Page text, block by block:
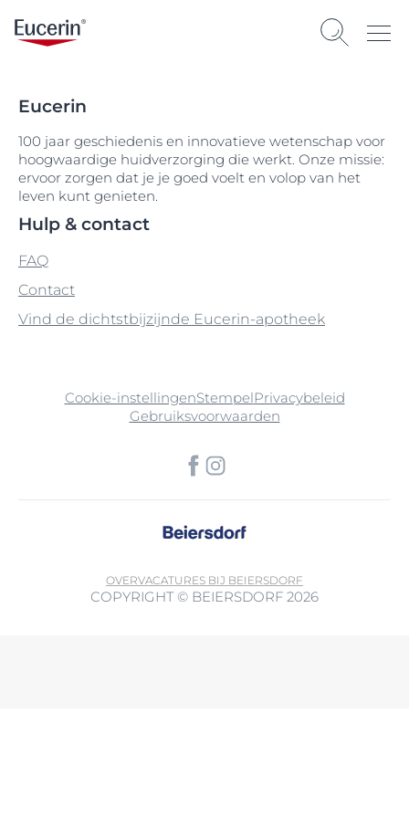
Eucerin
100 jaar geschiedenis en innovatieve wetenschap voor
hoogwaardige huidverzorging die werkt. Onze missie:
ervoor zorgen dat je je goed voelt en volop van het
leven kunt genieten.
Hulp & contact
FAQ
Contact
Vind de dichtstbijzijnde Eucerin-apotheek
Cookie-instellingenStempelPrivacybeleid
Gebruiksvoorwaarden
OVERVACATURES BIJ BEIERSDORF
COPYRIGHT © BEIERSDORF 2026